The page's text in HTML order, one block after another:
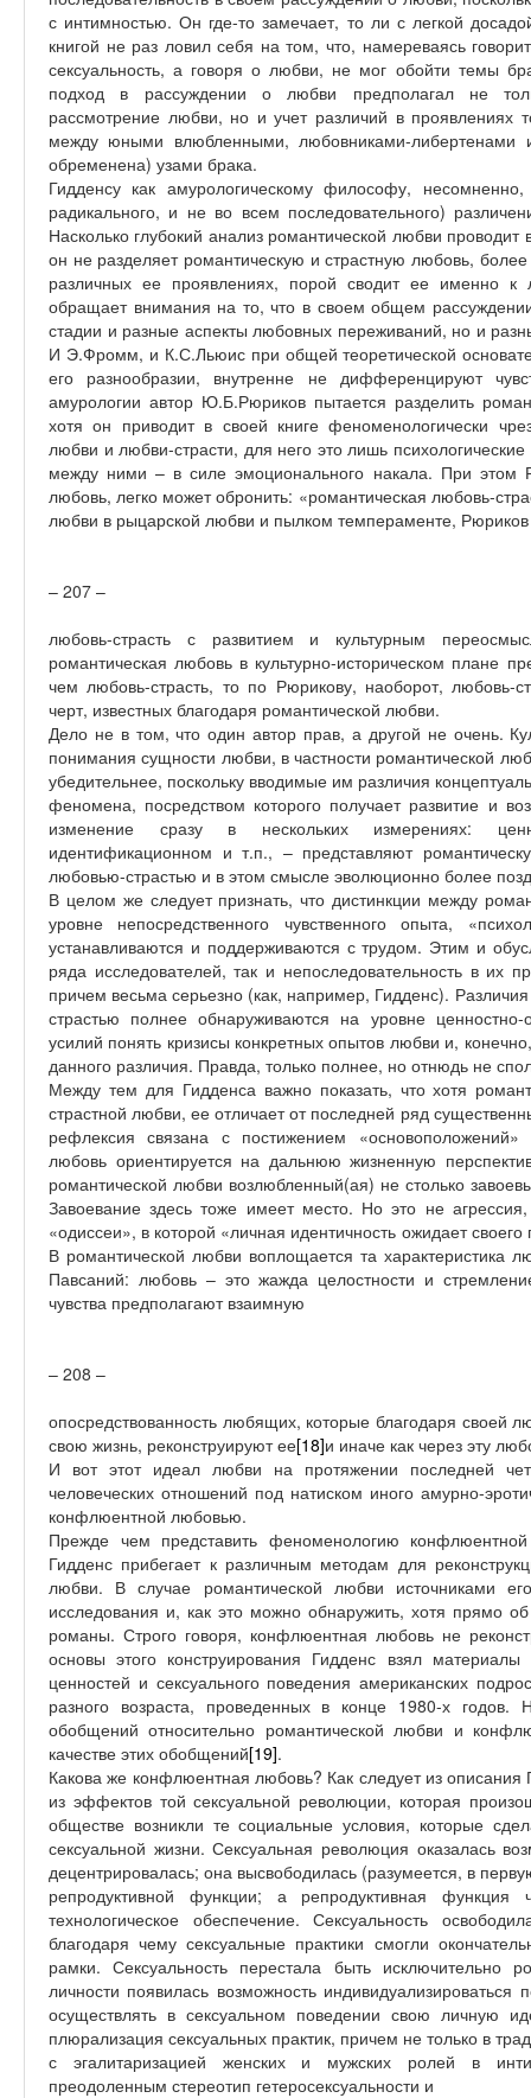
с интимностью. Он где-то замечает, то ли с легкой
книгой не раз ловил себя на том, что, намереваясь
сексуальность, а говоря о любви, не мог обойти темы
подход в рассуждении о любви предполагал не
рассмотрение любви, но и учет различий в проявлениях
между юными влюбленными, любовниками-либертенами
обременена) узами брака.
Гидденсу как амурологическому философу,
радикального, и не во всем последовательного)
Насколько глубокий анализ романтической любви
он не разделяет романтическую и страстную любовь,
различных ее проявлениях, порой сводит ее именно
обращает внимания на то, что в своем общем
стадии и разные аспекты любовных переживаний, но и
И Э.Фромм, и К.С.Льюис при общей теоретической
его разнообразии, внутренне не дифференцируют
амурологии автор Ю.Б.Рюриков пытается разделить
хотя он приводит в своей книге феноменологически
любви и любви-страсти, для него это лишь
между ними – в силе эмоционального накала. При этом
любовь, легко может обронить: «романтическая любовь-
любви в рыцарской любви и пылком темпераменте, Рюриков
– 207 –
любовь-страсть с развитием и культурным
романтическая любовь в культурно-историческом плане
чем любовь-страсть, то по Рюрикову, наоборот, любовь-
черт, известных благодаря романтической любви.
Дело не в том, что один автор прав, а другой не очень.
понимания сущности любви, в частности романтической
убедительнее, поскольку вводимые им различия
феномена, посредством которого получает развитие и
изменение сразу в нескольких измерениях:
идентификационном и т.п., – представляют
любовью-страстью и в этом смысле эволюционно более
В целом же следует признать, что дистинкции между
уровне непосредственного чувственного опыта,
устанавливаются и поддерживаются с трудом. Этим и
ряда исследователей, так и непоследовательность в их
причем весьма серьезно (как, например, Гидденс).
страстью полнее обнаруживаются на уровне ценностно-
усилий понять кризисы конкретных опытов любви и,
данного различия. Правда, только полнее, но отнюдь не
Между тем для Гидденса важно показать, что хотя
страстной любви, ее отличает от последней ряд
рефлексия связана с постижением
любовь ориентируется на дальнюю жизненную
романтической любви возлюбленный(ая) не столько
Завоевание здесь тоже имеет место. Но это не
«одиссеи», в которой «личная идентичность ожидает
В романтической любви воплощается та характеристика
Павсаний: любовь – это жажда целостности и
чувства предполагают взаимную
– 208 –
опосредствованность любящих, которые благодаря своей
свою жизнь, реконструируют ее[18]и иначе как через эту
И вот этот идеал любви на протяжении последней
человеческих отношений под натиском иного амурно-
конфлюентной любовью.
Прежде чем представить феноменологию
Гидденс прибегает к различным методам для
любви. В случае романтической любви источниками
исследования и, как это можно обнаружить, хотя прямо
романы. Строго говоря, конфлюентная любовь не
основы этого конструирования Гидденс взял материалы
ценностей и сексуального поведения американских
разного возраста, проведенных в конце 1980-х годов.
обобщений относительно романтической любви и
качестве этих обобщений[19].
Какова же конфлюентная любовь? Как следует из
из эффектов той сексуальной революции, которая
обществе возникли те социальные условия, которые
сексуальной жизни. Сексуальная революция оказалась
децентрировалась; она высвободилась (разумеется, в
репродуктивной функции; а репродуктивная функция
технологическое обеспечение. Сексуальность
благодаря чему сексуальные практики смогли
рамки. Сексуальность перестала быть исключительно
личности появилась возможность индивидуализироваться
осуществлять в сексуальном поведении свою личную
плюрализация сексуальных практик, причем не только в
с эгалитаризацией женских и мужских ролей в
преодоленным стереотип гетеросексуальности и